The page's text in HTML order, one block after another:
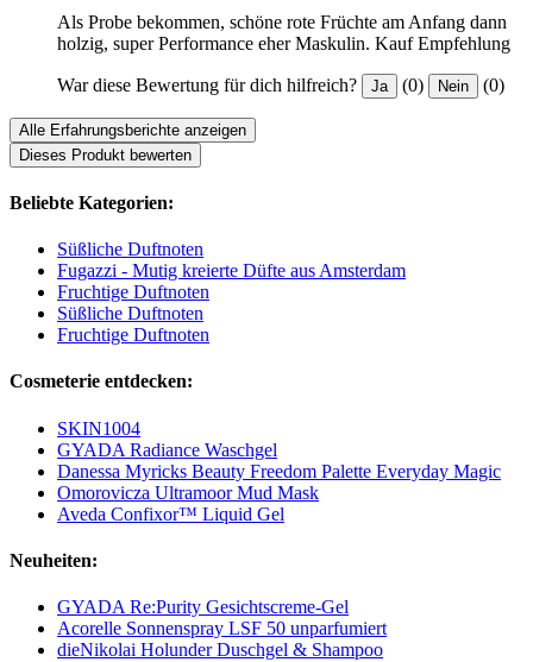
Als Probe bekommen, schöne rote Früchte am Anfang dann
holzig, super Performance eher Maskulin. Kauf Empfehlung
War diese Bewertung für dich hilfreich? Ja (0) Nein (0)
Alle Erfahrungsberichte anzeigen
Dieses Produkt bewerten
Beliebte Kategorien:
Süßliche Duftnoten
Fugazzi - Mutig kreierte Düfte aus Amsterdam
Fruchtige Duftnoten
Süßliche Duftnoten
Fruchtige Duftnoten
Cosmeterie entdecken:
SKIN1004
GYADA Radiance Waschgel
Danessa Myricks Beauty Freedom Palette Everyday Magic
Omorovicza Ultramoor Mud Mask
Aveda Confixor™ Liquid Gel
Neuheiten:
GYADA Re:Purity Gesichtscreme-Gel
Acorelle Sonnenspray LSF 50 unparfumiert
dieNikolai Holunder Duschgel & Shampoo